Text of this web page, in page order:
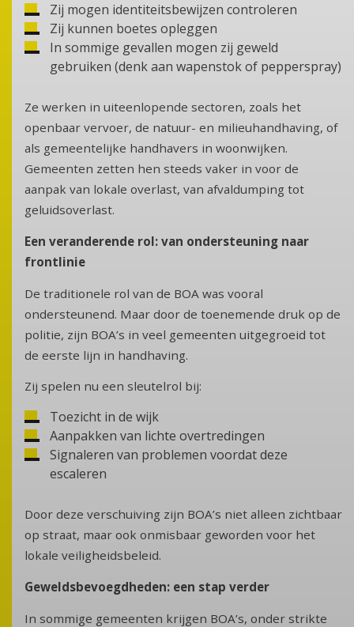
Zij mogen identiteitsbewijzen controleren
Zij kunnen boetes opleggen
In sommige gevallen mogen zij geweld
gebruiken (denk aan wapenstok of pepperspray)
Ze werken in uiteenlopende sectoren, zoals het
openbaar vervoer, de natuur- en milieuhandhaving, of
als gemeentelijke handhavers in woonwijken.
Gemeenten zetten hen steeds vaker in voor de
aanpak van lokale overlast, van afvaldumping tot
geluidsoverlast.
Een veranderende rol: van ondersteuning naar
frontlinie
De traditionele rol van de BOA was vooral
ondersteunend. Maar door de toenemende druk op de
politie, zijn BOA’s in veel gemeenten uitgegroeid tot
de eerste lijn in handhaving.
Zij spelen nu een sleutelrol bij:
Toezicht in de wijk
Aanpakken van lichte overtredingen
Signaleren van problemen voordat deze
escaleren
Door deze verschuiving zijn BOA’s niet alleen zichtbaar
op straat, maar ook onmisbaar geworden voor het
lokale veiligheidsbeleid.
Geweldsbevoegdheden: een stap verder
In sommige gemeenten krijgen BOA’s, onder strikte